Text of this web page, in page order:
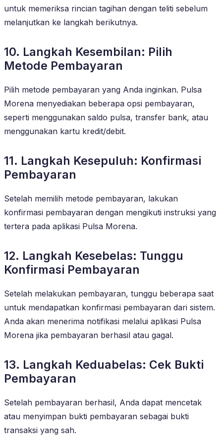
untuk memeriksa rincian tagihan dengan teliti sebelum
melanjutkan ke langkah berikutnya.
10. Langkah Kesembilan: Pilih
Metode Pembayaran
Pilih metode pembayaran yang Anda inginkan. Pulsa
Morena menyediakan beberapa opsi pembayaran,
seperti menggunakan saldo pulsa, transfer bank, atau
menggunakan kartu kredit/debit.
11. Langkah Kesepuluh: Konfirmasi
Pembayaran
Setelah memilih metode pembayaran, lakukan
konfirmasi pembayaran dengan mengikuti instruksi yang
tertera pada aplikasi Pulsa Morena.
12. Langkah Kesebelas: Tunggu
Konfirmasi Pembayaran
Setelah melakukan pembayaran, tunggu beberapa saat
untuk mendapatkan konfirmasi pembayaran dari sistem.
Anda akan menerima notifikasi melalui aplikasi Pulsa
Morena jika pembayaran berhasil atau gagal.
13. Langkah Keduabelas: Cek Bukti
Pembayaran
Setelah pembayaran berhasil, Anda dapat mencetak
atau menyimpan bukti pembayaran sebagai bukti
transaksi yang sah.